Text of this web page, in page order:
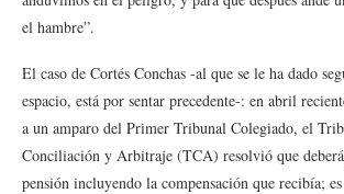
el hambre”.
El caso de Cortés Conchas -al que se le ha dado
espacio, está por sentar precedente-: en abril
a un amparo del Primer Tribunal Colegiado, el
Conciliación y Arbitraje (TCA) resolvió que deberá
pensión incluyendo la compensación que recibía;